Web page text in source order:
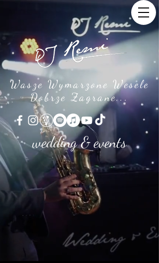
Wasze Wymarzone Wesele
Dobrze Zagrane...
wedding & events